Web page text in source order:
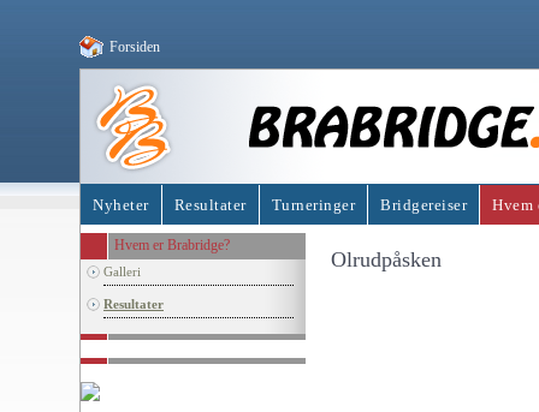
Forsiden
Nyheter Resultater Turneringer Bridgereiser Hvem
Hvem er Brabridge?
Galleri
Resultater
Olrudpåsken